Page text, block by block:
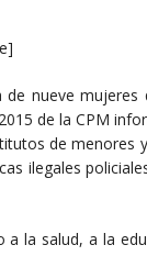
nueve mujeres
de la CPM
de menores
ilegales
la salud, a la